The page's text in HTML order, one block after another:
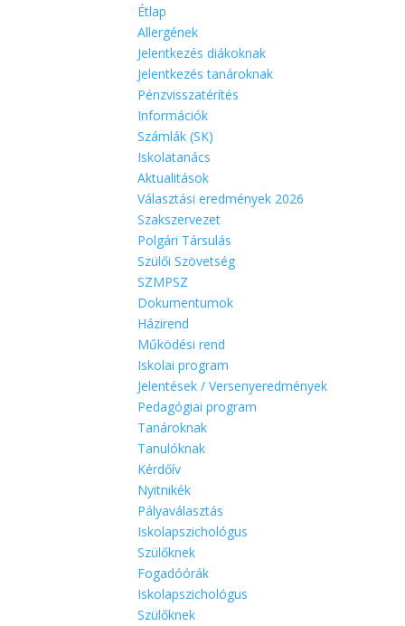
Étlap
Allergének
Jelentkezés diákoknak
Jelentkezés tanároknak
Pénzvisszatérítés
Információk
Számlák (SK)
Iskolatanács
Aktualitások
Választási eredmények 2026
Szakszervezet
Polgári Társulás
Szülői Szövetség
SZMPSZ
Dokumentumok
Házirend
Működési rend
Iskolai program
Jelentések / Versenyeredmények
Pedagógiai program
Tanároknak
Tanulóknak
Kérdőív
Nyitnikék
Pályaválasztás
Iskolapszichológus
Szülőknek
Fogadóórák
Iskolapszichológus
Szülőknek